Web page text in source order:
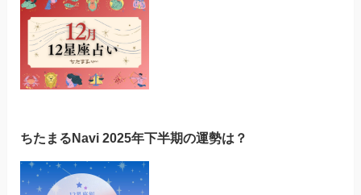
ちたまるNavi 2025年下半期の運勢は？